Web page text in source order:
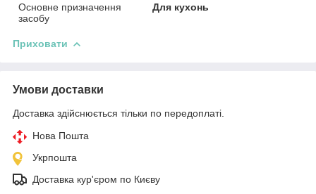
Основне призначення
засобу
Для кухонь
Приховати
Умови доставки
Доставка здійснюється тільки по передоплаті.
Нова Пошта
Укрпошта
Доставка кур'єром по Києву